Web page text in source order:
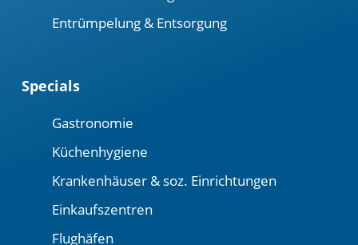
Entrümpelung & Entsorgung
Specials
Gastronomie
Küchenhygiene
Krankenhäuser & soz. Einrichtungen
Einkaufszentren
Flughäfen